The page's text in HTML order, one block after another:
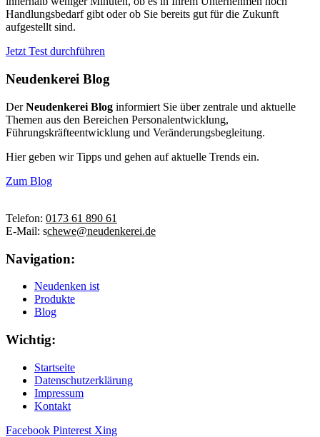
Handlungsbedarf gibt oder ob Sie bereits gut für die Zukunft
aufgestellt sind.
Jetzt Test durchführen
Neudenkerei Blog
DerNeudenkerei Blog informiert Sie über zentrale und aktuelle
Themen aus den Bereichen Personalentwicklung,
Führungskräfteentwicklung und Veränderungsbegleitung.
Hier geben wir Tipps und gehen auf aktuelle Trends ein.
Zum Blog
Telefon: 0173 61 890 61
E-Mail: schewe@neudenkerei.de
Navigation:
Neudenken ist
Produkte
Blog
Wichtig:
Startseite
Datenschutzerklärung
Impressum
Kontakt
Facebook Pinterest Xing